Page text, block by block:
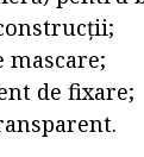
mascare;
de fixare;